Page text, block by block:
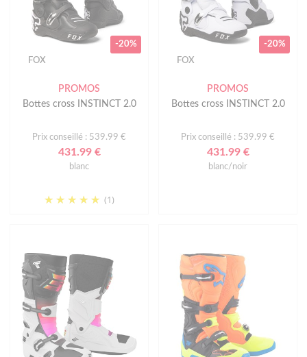
-20%
FOX
PROMOS
Bottes cross INSTINCT 2.0
Prix conseillé : 539.99 €
431.99 €
blanc
(1)
-20%
FOX
PROMOS
Bottes cross INSTINCT 2.0
Prix conseillé : 539.99 €
431.99 €
blanc/noir